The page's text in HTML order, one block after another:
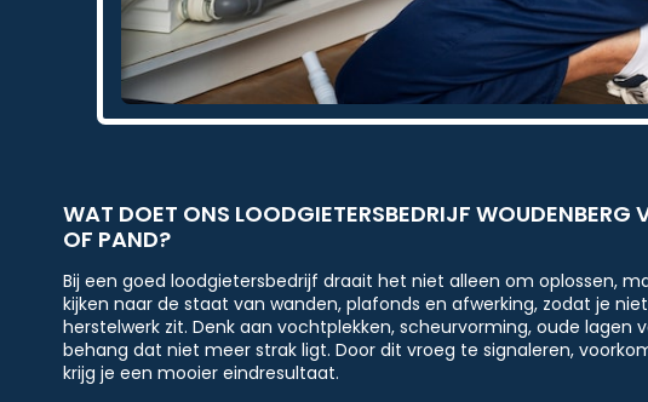
WAT DOET ONS LOODGIETERSBEDRIJF
OF PAND?
Bij een goed loodgietersbedrijf draait het niet alleen om oplossen,
kijken naar de staat van wanden, plafonds en afwerking, zodat je
herstelwerk zit. Denk aan vochtplekken, scheurvorming, oude lagen
behang dat niet meer strak ligt. Door dit vroeg te signaleren,
krijg je een mooier eindresultaat.